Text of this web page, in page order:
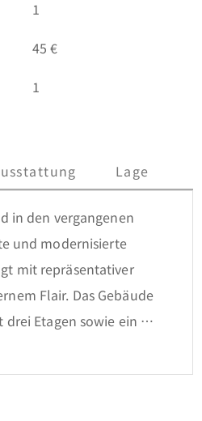
1
45 €
1
Lage
in den vergangenen
und modernisierte
mit repräsentativer
Flair. Das Gebäude
Etagen sowie ein
Kellerräumen
(inkl. E-Ladestationen) vor